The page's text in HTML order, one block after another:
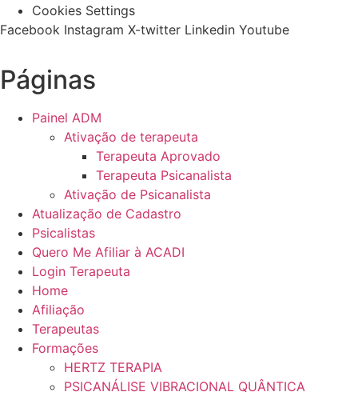
Cookies Settings
Facebook Instagram X-twitter Linkedin Youtube
Páginas
Painel ADM
Ativação de terapeuta
Terapeuta Aprovado
Terapeuta Psicanalista
Ativação de Psicanalista
Atualização de Cadastro
Psicalistas
Quero Me Afiliar à ACADI
Login Terapeuta
Home
Afiliação
Terapeutas
Formações
HERTZ TERAPIA
PSICANÁLISE VIBRACIONAL QUÂNTICA